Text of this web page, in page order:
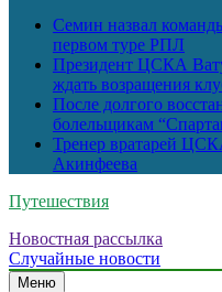
Семин назвал
первом туре РПЛ
Президент ЦСКА
ждать возращения
После долгого
болельщикам
Тренер вратарей
Акинфеева
Путешествия
Новостная рассылка
Случайные новости
Меню